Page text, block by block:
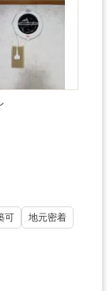
可 地元密着